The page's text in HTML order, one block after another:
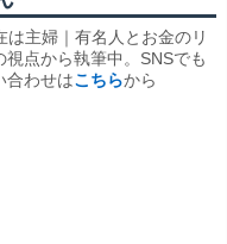
主婦｜有名人とお金のリ
点から執筆中。SNSでも
合わせはこちらから